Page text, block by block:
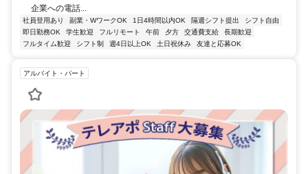
企業への電話...
社員登用あり 副業・WワークOK 1日4時間以内OK 隔週シフト提出
シフト自由
即日勤務OK
学生歓迎 フルリモート 午前 夕方 交通費支給
長期歓迎
フルタイム歓迎
シフト制 週4日以上OK 土日祝休み 友達と応募OK
アルバイト・パート